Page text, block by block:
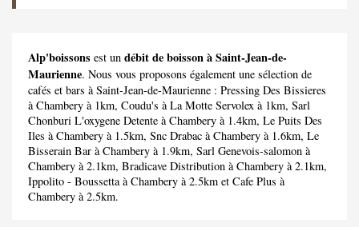
Alp'boissons est un débit de boisson à Saint-Jean-de-
Maurienne. Nous vous proposons également une sélection de
cafés et bars à Saint-Jean-de-Maurienne : Pressing Des Bissieres
à Chambery à 1km, Coudu's à La Motte Servolex à 1km, Sarl
Chonburi L'oxygene Detente à Chambery à 1.4km, Le Puits Des
Iles à Chambery à 1.5km, Snc Drabac à Chambery à 1.6km, Le
Bisserain Bar à Chambery à 1.9km, Sarl Genevois-salomon à
Chambery à 2.1km, Bradicave Distribution à Chambery à 2.1km,
Ippolito - Boussettaà Chambery à 2.5km et Cafe Plus à
Chambery à 2.5km.